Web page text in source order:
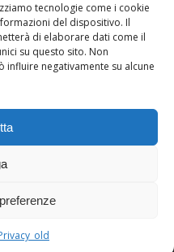
tecnologie come i cookie
del dispositivo. Il
di elaborare dati come il
su questo sito. Non
negativamente su alcune